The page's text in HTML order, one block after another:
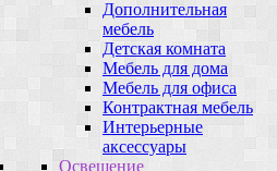
Дополнительная
мебель
Детская комната
Мебель для дома
Мебель для офиса
Контрактная мебель
Интерьерные
аксессуары
Освещение